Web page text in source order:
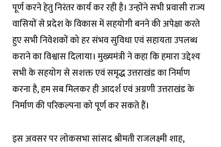
पूर्ण करने हेतु निरंतर कार्य कर रही है। उन्होंने सभी प्रवासी राज्य
वासियों से प्रदेश के विकास में सहयोगी बनने की अपेक्षा करते
हुए सभी निवेशकों को हर संभव सुविधा एवं सहायता उपलब्ध
कराने का विश्वास दिलाया। मुख्यमंत्री ने कहा कि हमारा उद्देश्य
सभी के सहयोग से सशक्त एवं समृद्ध उत्तराखंड का निर्माण
करना है, हम सब मिलकर ही आदर्श एवं अग्रणी उत्तराखंड के
निर्माण की परिकल्पना को पूर्ण कर सकते हैं।
इस अवसर पर लोकसभा सांसद श्रीमती राजलक्ष्मी शाह,